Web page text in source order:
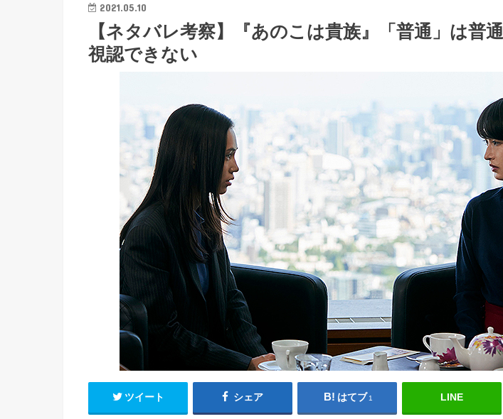
2021.05.10
【ネタバレ考察】『あのこは貴族』「普通」は普
視認できない
ツイート シェア はてブ 1 LINE